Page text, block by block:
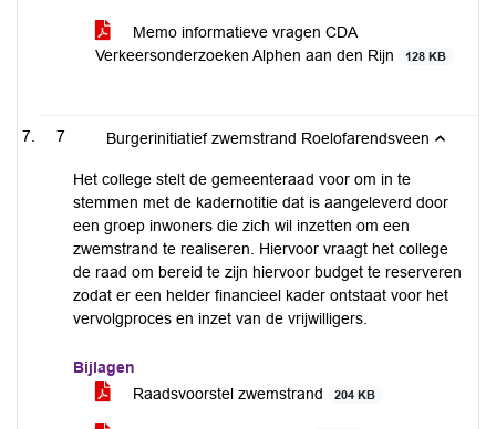
Memo informatieve vragen CDA
Verkeersonderzoeken Alphen aan den Rijn
128 KB
7 Burgerinitiatief zwemstrand Roelofarendsveen
Het college stelt de gemeenteraad voor om in te
stemmen met de kadernotitie dat is aangeleverd door
een groep inwoners die zich wil inzetten om een
zwemstrand te realiseren. Hiervoor vraagt het college
de raad om bereid te zijn hiervoor budget te reserveren
zodat er een helder financieel kader ontstaat voor het
vervolgproces en inzet van de vrijwilligers.
Bijlagen
Raadsvoorstel zwemstrand
204 KB